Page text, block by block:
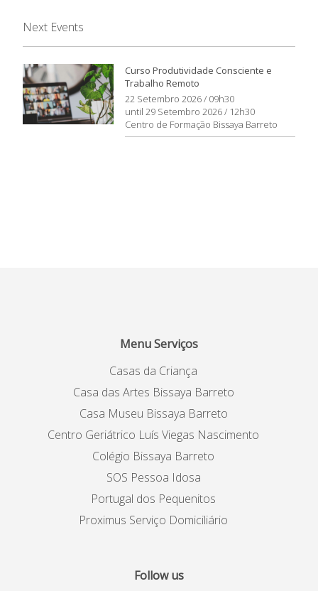
Next Events
Curso Produtividade Consciente e
Trabalho Remoto
22 Setembro 2026 / 09h30
until 29 Setembro 2026 / 12h30
Centro de Formação Bissaya Barreto
Menu Serviços
Casas da Criança
Casa das Artes Bissaya Barreto
Casa Museu Bissaya Barreto
Centro Geriátrico Luís Viegas Nascimento
Colégio Bissaya Barreto
SOS Pessoa Idosa
Portugal dos Pequenitos
Proximus Serviço Domiciliário
Follow us